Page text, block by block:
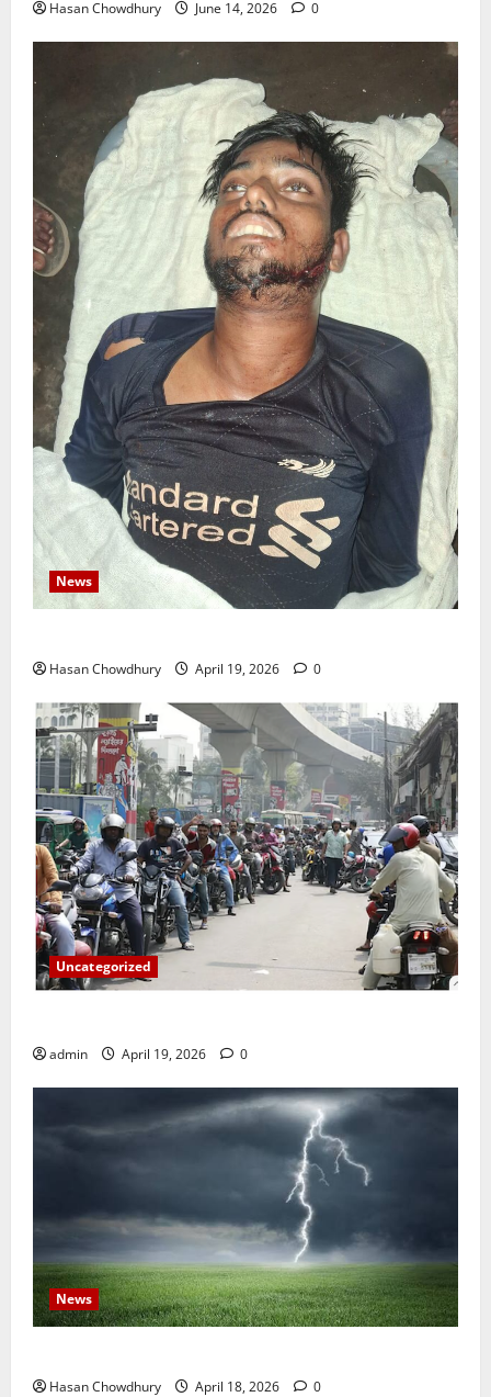
Hasan Chowdhury June 14, 2026 0
News
Hasan Chowdhury April 19, 2026 0
Uncategorized
admin April 19, 2026 0
News
Hasan Chowdhury April 18, 2026 0